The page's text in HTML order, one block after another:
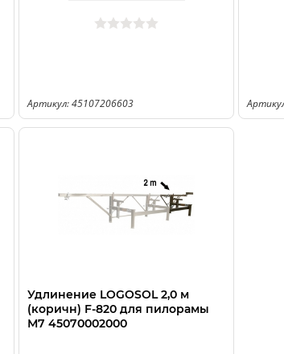
Артикул: 45107206603
Удлинение LOGOSOL 2,0 м
(коричн) F-820 для пилорамы
М7 45070002000